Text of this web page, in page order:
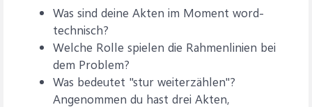
Was sind deine Akten im Moment word-
technisch?
Welche Rolle spielen die Rahmenlinien bei
dem Problem?
Was bedeutet "stur weiterzählen"?
Angenommen du hast drei Akten,